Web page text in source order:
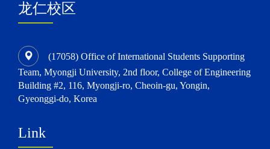
龙仁校区
(17058) Office of International Students Supporting
Team, Myongji University, 2nd floor, College of Engineering
Building #2, 116, Myongji-ro, Cheoin-gu, Yongin,
Gyeonggi-do, Korea
Link